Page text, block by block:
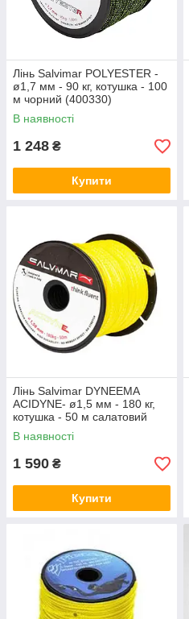
Лінь Salvimar POLYESTER -
ø1,7 мм - 90 кг, котушка - 100
м чорний (400330)
В наявності
1 248 ₴
Купити
Лінь Salvimar DYNEEMA
ACIDYNE- ø1,5 мм - 180 кг,
котушка - 50 м салатовий
(400340)
В наявності
1 590 ₴
Купити